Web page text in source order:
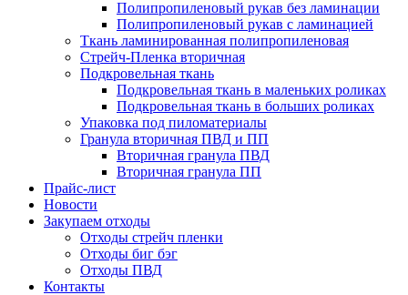
Полипропиленовый рукав без ламинации
Полипропиленовый рукав с ламинацией
Ткань ламинированная полипропиленовая
Стрейч-Пленка вторичная
Подкровельная ткань
Подкровельная ткань в маленьких роликах
Подкровельная ткань в больших роликах
Упаковка под пиломатериалы
Гранула вторичная ПВД и ПП
Вторичная гранула ПВД
Вторичная гранула ПП
Прайс-лист
Новости
Закупаем отходы
Отходы стрейч пленки
Отходы биг бэг
Отходы ПВД
Контакты